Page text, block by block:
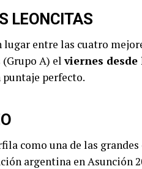
LEONCITAS
lugar entre las cuatro
(Grupo A) elviernes
perfecto.
como una de las
argentina en Asunción